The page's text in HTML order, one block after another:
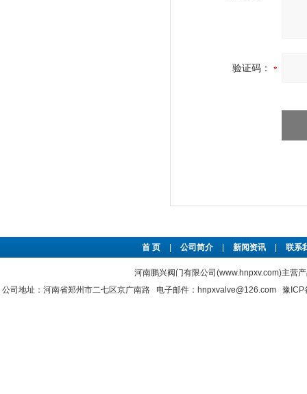
验证码：
首 页 公司简介 新闻资讯 联系
河南鹏兴阀门有限公司(www.hnpxv.com)主营
公司地址：河南省郑州市二七区京广南路 电子邮件：hnpxvalve@126.com 豫ICP